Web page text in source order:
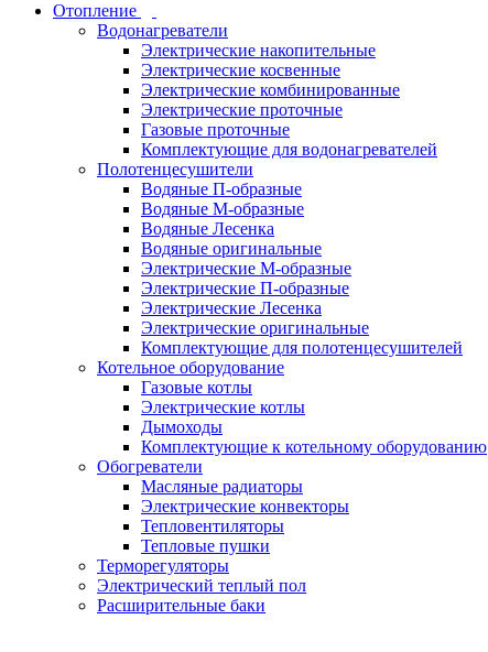
Отопление
Водонагреватели
Электрические накопительные
Электрические косвенные
Электрические комбинированные
Электрические проточные
Газовые проточные
Комплектующие для водонагревателей
Полотенцесушители
Водяные П-образные
Водяные М-образные
Водяные Лесенка
Водяные оригинальные
Электрические М-образные
Электрические П-образные
Электрические Лесенка
Электрические оригинальные
Комплектующие для полотенцесушителей
Котельное оборудование
Газовые котлы
Электрические котлы
Дымоходы
Комплектующие к котельному оборудованию
Обогреватели
Масляные радиаторы
Электрические конвекторы
Тепловентиляторы
Тепловые пушки
Терморегуляторы
Электрический теплый пол
Расширительные баки